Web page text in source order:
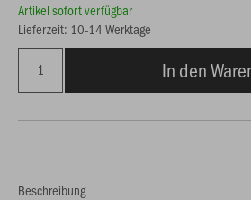
Artikel sofort verfügbar
Lieferzeit: 10-14 Werktage
In den
Beschreibung